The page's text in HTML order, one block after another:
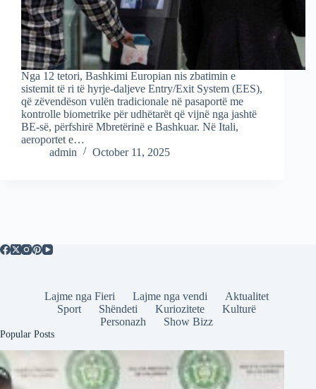
Nga 12 tetori, Bashkimi Europian nis zbatimin e
sistemit të ri të hyrje-daljeve Entry/Exit System (EES),
që zëvendëson vulën tradicionale në pasaportë me
kontrolle biometrike për udhëtarët që vijnë nga jashtë
BE-së, përfshirë Mbretërinë e Bashkuar. Në Itali,
aeroportet e…
admin
October 11, 2025
Lajme nga Fieri Lajme nga vendi
Aktualitet
Sport
Shëndeti Kuriozitete
Kulturë
Personazh
Show Bizz
Popular Posts